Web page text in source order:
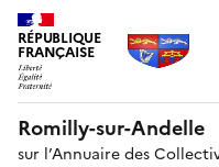
RÉPUBLIQUE
FRANÇAISE
Romilly-sur-Andelle
sur l’Annuaire des